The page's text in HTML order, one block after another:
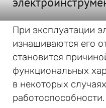
При эксплуатации
изнашиваются его
становится
функциональных
в некоторых
работоспособности.